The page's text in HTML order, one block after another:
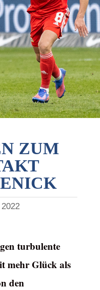
ZUM
turbulente
mehr Glück als
den